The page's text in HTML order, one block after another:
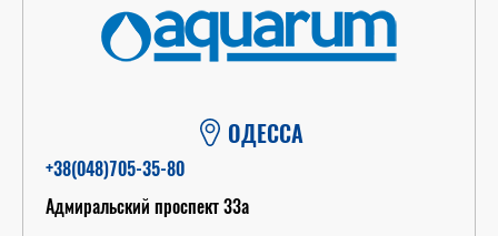
ОДЕССА
+38(048)705-35-80
Адмиральский проспект 33а